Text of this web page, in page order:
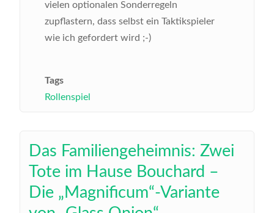
vielen optionalen Sonderregeln
zupflastern, dass selbst ein Taktikspieler
wie ich gefordert wird ;-)
Tags
Rollenspiel
Das Familiengeheimnis: Zwei
Tote im Hause Bouchard –
Die „Magnificum“-Variante